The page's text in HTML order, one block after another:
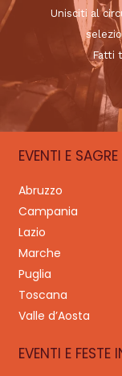
Unisciti al
Fatti
EVENTI E
Abruzzo
Campania
Lazio
Marche
Puglia
Toscana
Valle d’Aosta
EVENTI E FESTE